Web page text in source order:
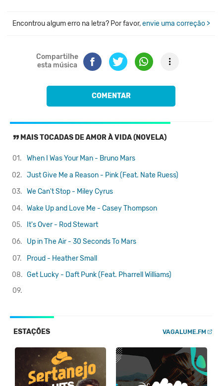
Encontrou algum erro na letra? Por favor,envie uma correção >
Compartilhe
esta música
COMENTAR
MAIS TOCADAS DE AMOR À VIDA (NOVELA)
01.
When I Was Your Man - Bruno Mars
02.
Just Give Me a Reason - Pink (Feat. Nate Ruess)
03.
We Can't Stop - Miley Cyrus
04. Wake Up and Love Me - Casey Thompson
05.
It's Over - Rod Stewart
06.
Up in The Air - 30 Seconds To Mars
07.
Proud - Heather Small
08. Get Lucky - Daft Punk (Feat. Pharrell Williams)
09.
ESTAÇÕES VAGALUME.FM